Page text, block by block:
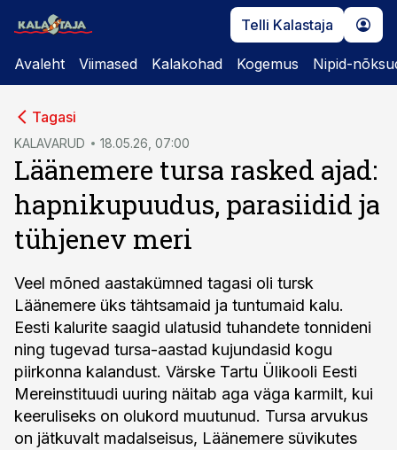
Telli Kalastaja
Avaleht Viimased Kalakohad Kogemus Nipid-
Tagasi
KALAVARUD 18.05.26, 07:00
Läänemere tursa rasked ajad:
hapnikupuudus, parasiidid ja
tühjenev meri
Veel mõned aastakümned tagasi oli tursk
Läänemere üks tähtsamaid ja tuntumaid kalu.
Eesti kalurite saagid ulatusid tuhandete tonnideni
ning tugevad tursa-aastad kujundasid kogu
piirkonna kalandust. Värske Tartu Ülikooli Eesti
Mereinstituudi uuring näitab aga väga karmilt, kui
keeruliseks on olukord muutunud. Tursa arvukus
on jätkuvalt madalseisus, Läänemere süvikutes